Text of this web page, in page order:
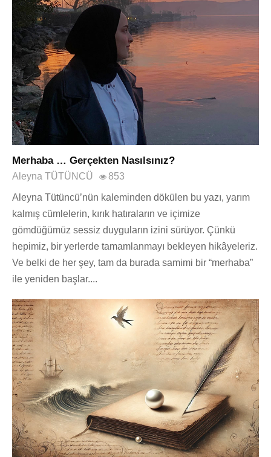
Merhaba … Gerçekten Nasılsınız?
Aleyna TÜTÜNCÜ 853
Aleyna Tütüncü’nün kaleminden dökülen bu yazı, yarım
kalmış cümlelerin, kırık hatıraların ve içimize
gömdüğümüz sessiz duyguların izini sürüyor. Çünkü
hepimiz, bir yerlerde tamamlanmayı bekleyen hikâyeleriz.
Ve belki de her şey, tam da burada samimi bir “merhaba”
ile yeniden başlar....